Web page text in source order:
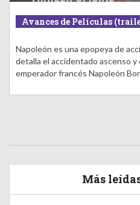
Avances de Películas
Napoleón es una epopeya de
detalla el accidentado ascenso y
emperador francés Napoleón
Más